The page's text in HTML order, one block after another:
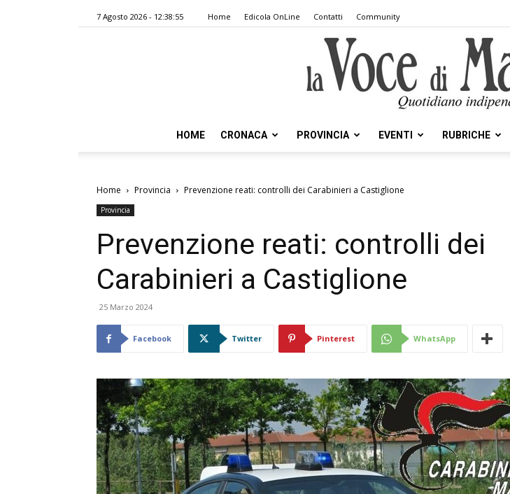
7 Agosto 2026 - 12:38:55 Home Edicola OnLine Contatti Community
Voce
Mantova
HOME CRONACA PROVINCIA EVENTI RUBRICHE
Home Provincia Prevenzione reati: controlli dei Carabinieri a Castiglione
Provincia
Prevenzione reati: controlli dei
Carabinieri a Castiglione
25 Marzo 2024
Facebook Twitter Pinterest WhatsApp